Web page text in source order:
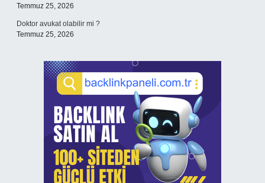
Temmuz 25, 2026
Doktor avukat olabilir mi ?
Temmuz 25, 2026